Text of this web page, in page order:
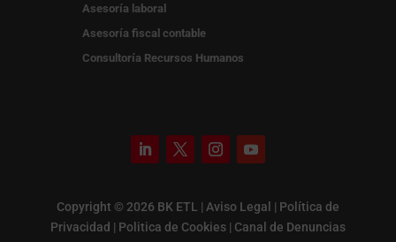
Asesoría laboral
Asesoría fiscal contable
Consultoría Recursos Humanos
Copyright © 2026 BK ETL | Aviso Legal | Política de
Privacidad | Politica de Cookies| Canal de Denuncias